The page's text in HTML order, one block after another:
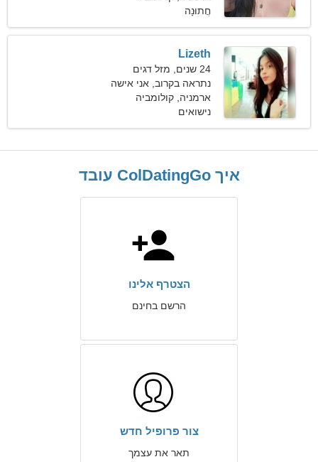
חֲתוּנָה
Lizeth
24 שנים, מזל דגים
נתראה בקרוב, אני אישה
חולמנית
ארמניה, קולומביה
נישואים
איך ColDatingGo עובד
הצטרף אלינו
הרשם בחינם
צור פרופיל חדש
תאר את עצמך